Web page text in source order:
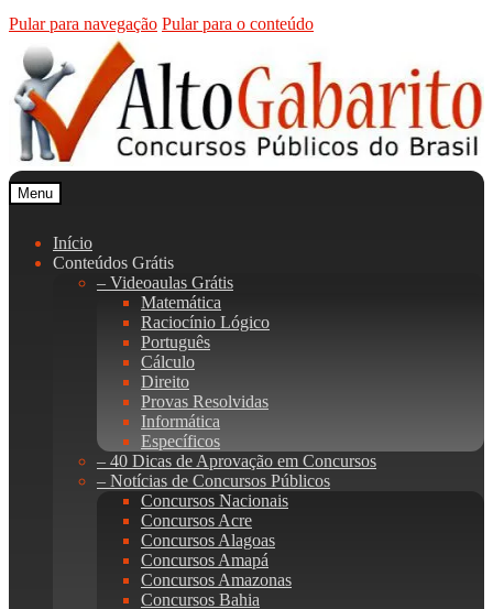
Pular para navegação Pular para o conteúdo
Menu
Início
Conteúdos Grátis
– Videoaulas Grátis
Matemática
Raciocínio Lógico
Português
Cálculo
Direito
Provas Resolvidas
Informática
Específicos
– 40 Dicas de Aprovação em Concursos
– Notícias de Concursos Públicos
Concursos Nacionais
Concursos Acre
Concursos Alagoas
Concursos Amapá
Concursos Amazonas
Concursos Bahia